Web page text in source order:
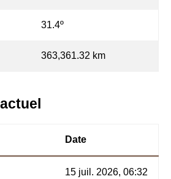
31.4º
363,361.32 km
Date
15 juil. 2026, 06:32